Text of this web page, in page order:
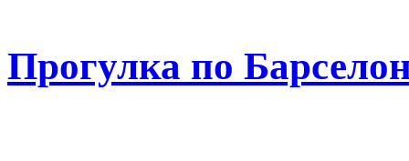
Прогулка по